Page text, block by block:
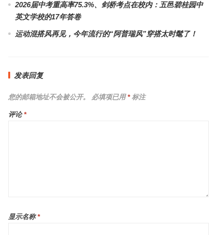
2026届中考重高率75.3%、剑桥考点在校内：五邑碧桂园中
英文学校的17年答卷
运动混搭风再见，今年流行的“阿普瑞风”穿搭太时髦了！
发表回复
您的邮箱地址不会被公开。 必填项已用*标注
评论*
显示名称*